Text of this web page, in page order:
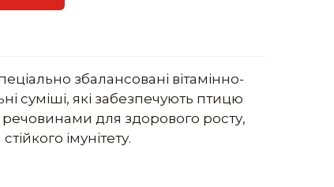
збалансовані вітамінно-
суміші, які забезпечують птицю
для здорового росту,
імунітету.